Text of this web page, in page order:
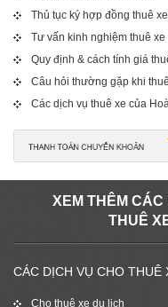
Thủ tục ký hợp đồng thuê xe
Tư vấn kinh nghiệm thuê xe
Quy định & cách tính giá
Câu hỏi thường gặp khi
Các dịch vụ thuê xe của
XEM THÊM
THUÊ
CÁC DỊCH VỤ CHO THUÊ
Cho thuê xe du lịch